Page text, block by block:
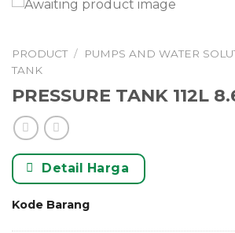
PRODUCT / PUMPS AND WATER
TANK
PRESSURE TANK 112L
Detail Harga
Kode Barang